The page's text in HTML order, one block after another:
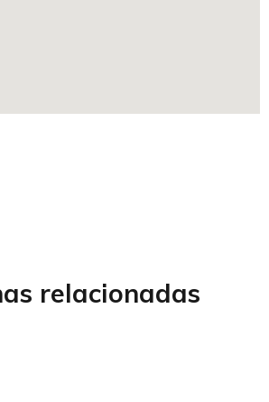
relacionadas